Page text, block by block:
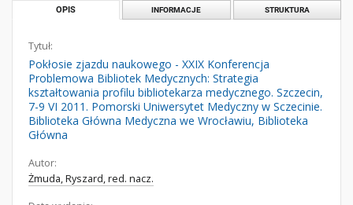
OPIS INFORMACJE STRUKTURA
Tytuł:
Pokłosie zjazdu naukowego - XXIX Konferencja
Problemowa Bibliotek Medycznych: Strategia
kształtowania profilu bibliotekarza medycznego. Szczecin,
7-9 VI 2011. Pomorski Uniwersytet Medyczny w Sczecinie.
Biblioteka Główna Medyczna we Wrocławiu, Biblioteka
Główna
Autor:
Żmuda, Ryszard, red. nacz.